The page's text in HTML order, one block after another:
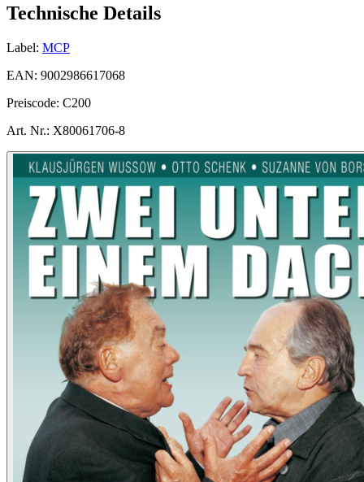
Technische Details
Label: MCP
EAN: 9002986617068
Preiscode: C200
Art. Nr.: X80061706-8